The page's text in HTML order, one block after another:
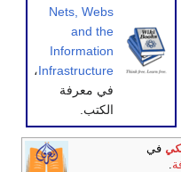
Nets, Webs
and the
Information
Infrastructure،
في معرفة
الكتب.
في